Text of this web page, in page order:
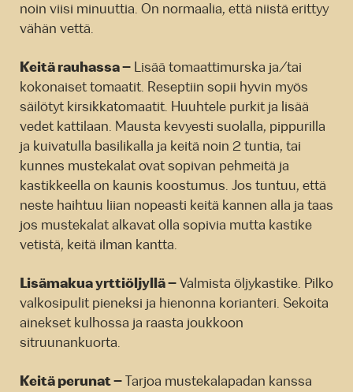
noin viisi minuuttia. On normaalia, että niistä erittyy
vähän vettä.
Keitä rauhassa – Lisää tomaattimurska ja/tai
kokonaiset tomaatit. Reseptiin sopii hyvin myös
säilötyt kirsikkatomaatit. Huuhtele purkit ja lisää
vedet kattilaan. Mausta kevyesti suolalla, pippurilla
ja kuivatulla basilikalla ja keitä noin 2 tuntia, tai
kunnes mustekalat ovat sopivan pehmeitä ja
kastikkeella on kaunis koostumus. Jos tuntuu, että
neste haihtuu liian nopeasti keitä kannen alla ja taas
jos mustekalat alkavat olla sopivia mutta kastike
vetistä, keitä ilman kantta.
Lisämakua yrttiöljyllä – Valmista öljykastike. Pilko
valkosipulit pieneksi ja hienonna korianteri. Sekoita
ainekset kulhossa ja raasta joukkoon
sitruunankuorta.
Keitä perunat – Tarjoa mustekalapadan kanssa